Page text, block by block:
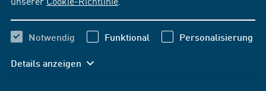
Notwendig Funktional Personalisierung
Details anzeigen